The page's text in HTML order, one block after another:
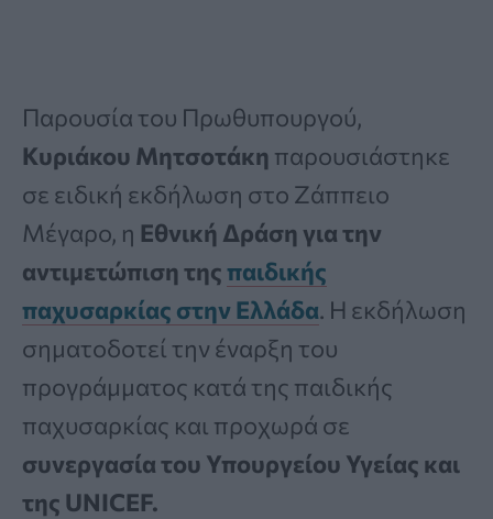
Παρουσία του Πρωθυπουργού,
Κυριάκου Μητσοτάκη παρουσιάστηκε
σε ειδική εκδήλωση στο Ζάππειο
Μέγαρο, η Εθνική Δράση για την
αντιμετώπιση τηςπαιδικής
παχυσαρκίας στην Ελλάδα. Η εκδήλωση
σηματοδοτεί την έναρξη του
προγράμματος κατά της παιδικής
παχυσαρκίας και προχωρά σε
συνεργασία του Υπουργείου Υγείας και
της UNICEF.